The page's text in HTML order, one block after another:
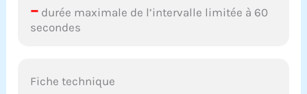
– durée maximale de l’intervalle limitée à 60
secondes
Fiche technique